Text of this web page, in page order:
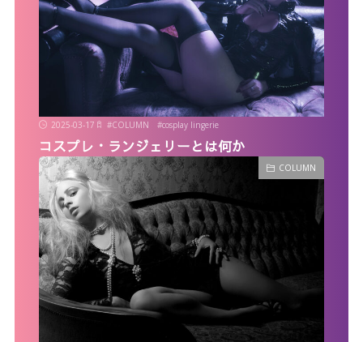
2025-03-17 #COLUMN #cosplay lingerie
コスプレ・ランジェリーとは何か
COLUMN